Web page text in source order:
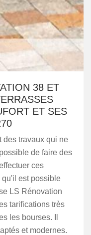
38 ET
ET SES
des travaux qui ne
de faire des
ces
est possible
LS Rénovation
tarifications très
les bourses. Il
et modernes.